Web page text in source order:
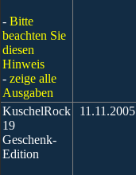
- Bitte
beachten Sie
diesen
Hinweis
- zeige alle
Ausgaben
KuschelRock
19
Geschenk-
Edition
11.11.2005